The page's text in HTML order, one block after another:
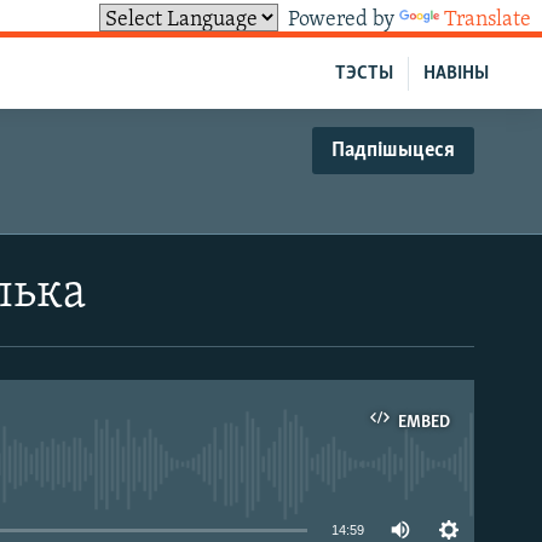
Powered by Translate
НАВІНЫ
ТЭСТЫ
Падпішыцеся
EMBED
14:59